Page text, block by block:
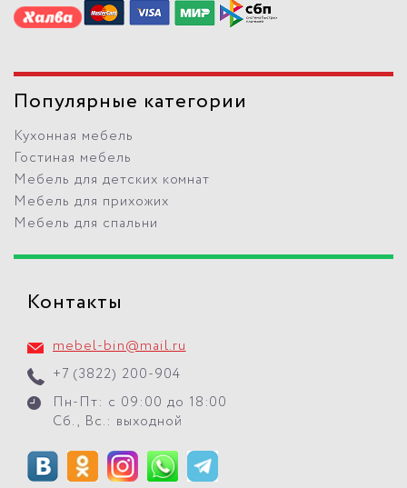
Популярные категории
Кухонная мебель
Гостиная мебель
Мебель для детских комнат
Мебель для прихожих
Мебель для спальни
Контакты
mebel-bin@mail.ru
+7 (3822) 200-904
Пн-Пт: с 09:00 до 18:00
Сб., Вс.: выходной